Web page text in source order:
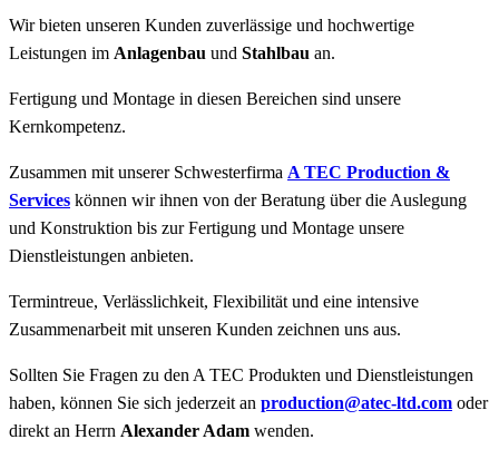
Wir bieten unseren Kunden zuverlässige und hochwertige
Leistungen im Anlagenbau und Stahlbau an.
Fertigung und Montage in diesen Bereichen sind unsere
Kernkompetenz.
Zusammen mit unserer Schwesterfirma A TEC Production &
Services können wir ihnen von der Beratung über die Auslegung
und Konstruktion bis zur Fertigung und Montage unsere
Dienstleistungen anbieten.
Termintreue, Verlässlichkeit, Flexibilität und eine intensive
Zusammenarbeit mit unseren Kunden zeichnen uns aus.
Sollten Sie Fragen zu den A TEC Produkten und Dienstleistungen
haben, können Sie sich jederzeit an production@atec-ltd.com oder
direkt an Herrn Alexander Adam wenden.